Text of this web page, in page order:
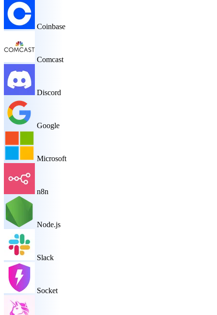
Coinbase
Comcast
Discord
Google
Microsoft
n8n
Node.js
Slack
Socket